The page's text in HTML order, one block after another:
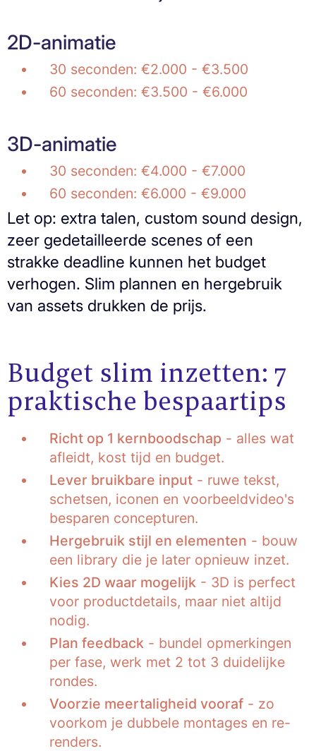
2D-animatie
30 seconden: €2.000 - €3.500
60 seconden: €3.500 - €6.000
3D-animatie
30 seconden: €4.000 - €7.000
60 seconden: €6.000 - €9.000
Let op: extra talen, custom sound design,
zeer gedetailleerde scenes of een
strakke deadline kunnen het budget
verhogen. Slim plannen en hergebruik
van assets drukken de prijs.
Budget slim inzetten: 7
praktische bespaartips
Richt op 1 kernboodschap - alles wat
afleidt, kost tijd en budget.
Lever bruikbare input - ruwe tekst,
schetsen, iconen en voorbeeldvideo's
besparen concepturen.
Hergebruik stijl en elementen - bouw
een library die je later opnieuw inzet.
Kies 2D waar mogelijk - 3D is perfect
voor productdetails, maar niet altijd
nodig.
Plan feedback - bundel opmerkingen
per fase, werk met 2 tot 3 duidelijke
rondes.
Voorzie meertaligheid vooraf - zo
voorkom je dubbele montages en re-
renders.